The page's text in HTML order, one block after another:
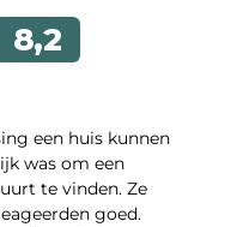
een huis kunnen
was om een
te vinden. Ze
goed.